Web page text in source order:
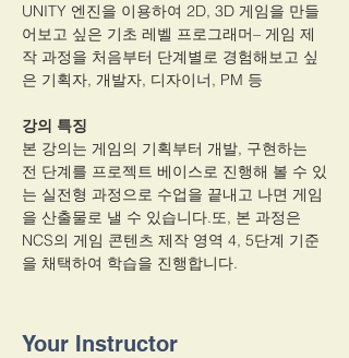
UNITY 엔진을 이용하여 2D, 3D 게임을 만들
어보고 싶은 기초 레벨 프로그래머– 게임 제
작 과정을 처음부터 단계별로 경험해보고 싶
은 기획자, 개발자, 디자이너, PM 등
강의 특징
본 강의는 게임의 기획부터 개발, 구현하는
전 단계를 프로젝트 베이스로 진행해 볼 수 있
는 실전형 과정으로 수업을 끝내고 나면 게임
을 산출물로 낼 수 있습니다.또, 본 과정은
NCS의 게임 콘텐츠 제작 영역 4, 5단계 기준
을 채택하여 학습을 진행합니다.
Your Instructor